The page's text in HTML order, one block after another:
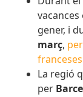
gener, i
març,
franceses
La regió
per